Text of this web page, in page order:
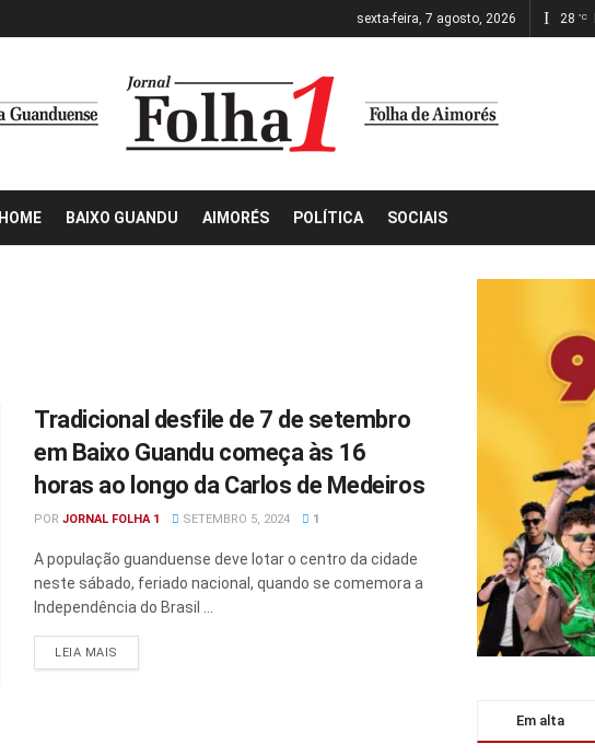
sexta-feira, 7 agosto, 2026 28 °C
HOME BAIXO GUANDU AIMORÉS POLÍTICA SOCIAIS
Tradicional desfile de 7 de setembro
em Baixo Guandu começa às 16
horas ao longo da Carlos de Medeiros
POR JORNAL FOLHA 1 SETEMBRO 5, 2024 1
A população guanduense deve lotar o centro da cidade
neste sábado, feriado nacional, quando se comemora a
Independência do Brasil ...
LEIA MAIS
Em alta